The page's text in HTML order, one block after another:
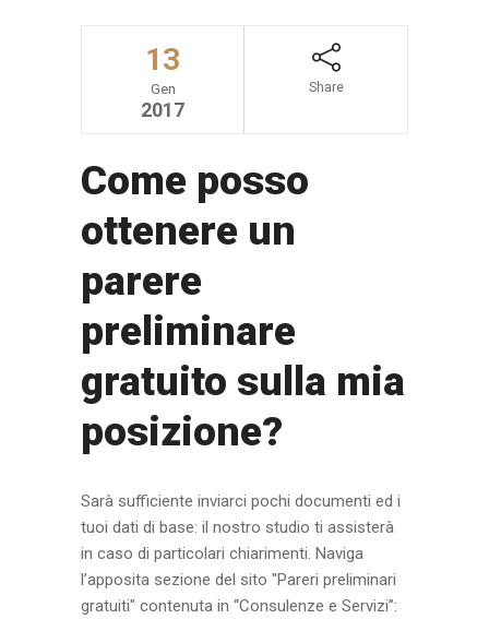
13
Gen
2017
Share
Come posso
ottenere un
parere
preliminare
gratuito sulla mia
posizione?
Sarà sufficiente inviarci pochi documenti ed i
tuoi dati di base: il nostro studio ti assisterà
in caso di particolari chiarimenti. Naviga
l’apposita sezione del sito "Pareri preliminari
gratuiti" contenuta in “Consulenze e Servizi”: